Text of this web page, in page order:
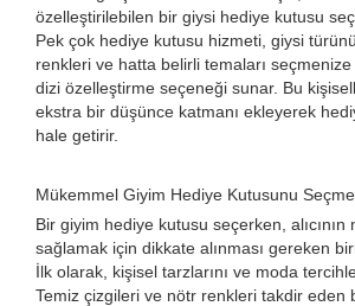
özelleştirilebilen bir giysi hediye kutusu
Pek çok hediye kutusu hizmeti, giysi
renkleri ve hatta belirli temaları
dizi özelleştirme seçeneği sunar. Bu
ekstra bir düşünce katmanı ekleyerek
hale getirir.
Mükemmel Giyim Hediye Kutusunu
Bir giyim hediye kutusu seçerken, alıcının
sağlamak için dikkate alınması gereken
İlk olarak, kişisel tarzlarını ve moda
Temiz çizgileri ve nötr renkleri takdir eden